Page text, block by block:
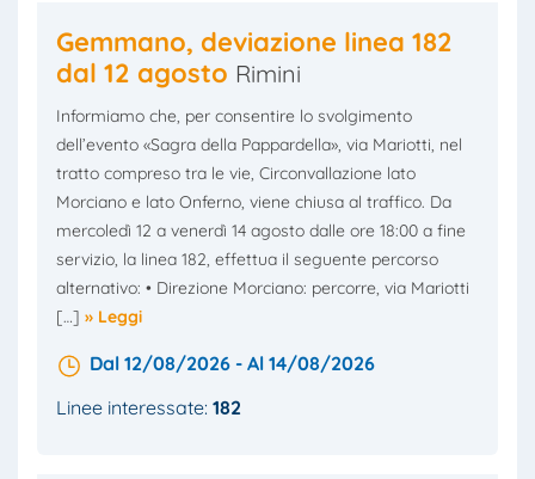
Gemmano, deviazione linea 182
dal 12 agosto Rimini
Informiamo che, per consentire lo svolgimento
dell’evento «Sagra della Pappardella», via Mariotti, nel
tratto compreso tra le vie, Circonvallazione lato
Morciano e lato Onferno, viene chiusa al traffico. Da
mercoledì 12 a venerdì 14 agosto dalle ore 18:00 a fine
servizio, la linea 182, effettua il seguente percorso
alternativo: • Direzione Morciano: percorre, via Mariotti
[…] » Leggi
Dal 12/08/2026 - Al 14/08/2026
Linee interessate: 182